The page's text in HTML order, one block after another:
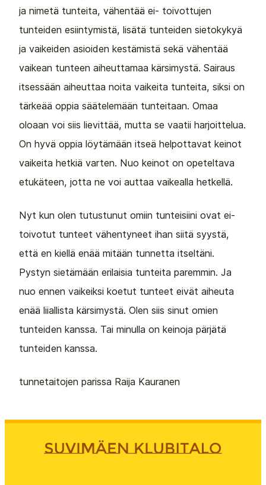
ja nimetä tunteita, vähentää ei- toivottujen
tunteiden esiintymistä, lisätä tunteiden sietokykyä
ja vaikeiden asioiden kestämistä sekä vähentää
vaikean tunteen aiheuttamaa kärsimystä. Sairaus
itsessään aiheuttaa noita vaikeita tunteita, siksi on
tärkeää oppia säätelemään tunteitaan. Omaa
oloaan voi siis lievittää, mutta se vaatii harjoittelua.
On hyvä oppia löytämään itseä helpottavat keinot
vaikeita hetkiä varten. Nuo keinot on opeteltava
etukäteen, jotta ne voi auttaa vaikealla hetkellä.
Nyt kun olen tutustunut omiin tunteisiini ovat ei-
toivotut tunteet vähentyneet ihan siitä syystä,
että en kiellä enää mitään tunnetta itseltäni.
Pystyn sietämään erilaisia tunteita paremmin. Ja
nuo ennen vaikeiksi koetut tunteet eivät aiheuta
enää liiallista kärsimystä. Olen siis sinut omien
tunteiden kanssa. Tai minulla on keinoja pärjätä
tunteiden kanssa.
tunnetaitojen parissa Raija Kauranen